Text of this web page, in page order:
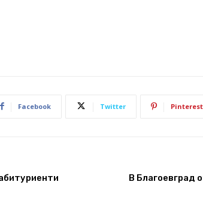
Facebook Twitter Pinterest
В Благоевград